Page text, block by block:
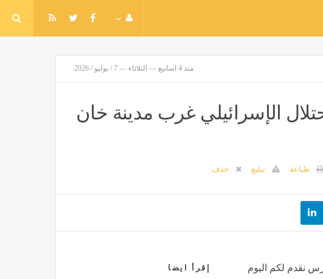
منذ 4 اسابيع — الثلاثاء — 7 / يوليو / 2026
الإسرائيلي غرب مدينة خان
طباعة تبليغ حذف
إقرأ ايضا
نقدم لكم اليوم